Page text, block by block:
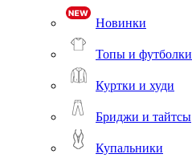
Новинки
Топы и футболки
Куртки и худи
Бриджи и тайтсы
Купальники